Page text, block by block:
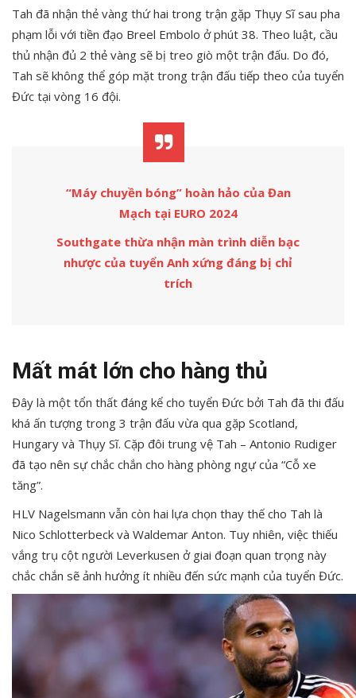
Tah đã nhận thẻ vàng thứ hai trong trận gặp Thụy Sĩ sau pha
phạm lỗi với tiền đạo Breel Embolo ở phút 38. Theo luật, cầu
thủ nhận đủ 2 thẻ vàng sẽ bị treo giò một trận đấu. Do đó,
Tah sẽ không thể góp mặt trong trận đấu tiếp theo của tuyển
Đức tại vòng 16 đội.
“Máy chuyền bóng” hoàn hảo của Đan
Mạch tại EURO 2024
Southgate thừa nhận màn trình diễn bạc
nhược của tuyển Anh xứng đáng bị chỉ
trích
Mất mát lớn cho hàng thủ
Đây là một tổn thất đáng kể cho tuyển Đức bởi Tah đã thi đấu
khá ấn tượng trong 3 trận đấu vừa qua gặp Scotland,
Hungary và Thụy Sĩ. Cặp đôi trung vệ Tah – Antonio Rudiger
đã tạo nên sự chắc chắn cho hàng phòng ngự của “Cỗ xe
tăng”.
HLV Nagelsmann vẫn còn hai lựa chọn thay thế cho Tah là
Nico Schlotterbeck và Waldemar Anton. Tuy nhiên, việc thiếu
vắng trụ cột người Leverkusen ở giai đoạn quan trọng này
chắc chắn sẽ ảnh hưởng ít nhiều đến sức mạnh của tuyển Đức.